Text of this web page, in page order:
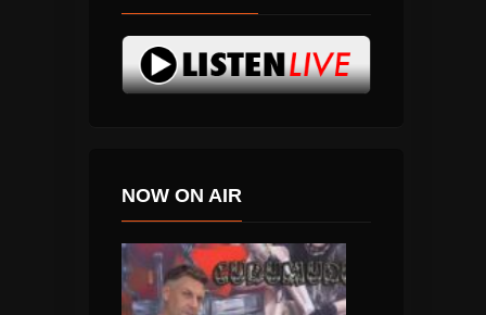
NOW ON AIR